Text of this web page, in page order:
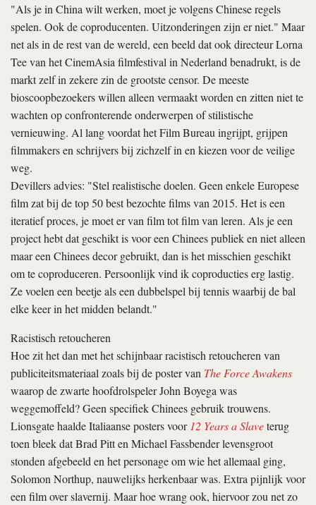
"Als je in China wilt werken, moet je volgens Chinese regels
spelen. Ook de coproducenten. Uitzonderingen zijn er niet." Maar
net als in de rest van de wereld, een beeld dat ook directeur Lorna
Tee van het Cinem­Asia filmfestival in Nederland benadrukt, is de
markt zelf in zekere zin de grootste censor. De meeste
bioscoopbezoekers willen alleen vermaakt worden en zitten niet te
wachten op confronterende onderwerpen of stilistische
vernieuwing. Al lang voordat het Film Bureau ingrijpt, grijpen
filmmakers en schrijvers bij zichzelf in en kiezen voor de veilige
weg.
Devillers advies: "Stel realistische doelen. Geen enkele Europese
film zat bij de top 50 best bezochte films van 2015. Het is een
iteratief proces, je moet er van film tot film van leren. Als je een
project hebt dat geschikt is voor een Chinees publiek en niet alleen
maar een Chinees decor gebruikt, dan is het misschien geschikt
om te coproduceren. Persoonlijk vind ik coproducties erg lastig.
Ze voelen een beetje als een dubbelspel bij tennis waarbij de bal
elke keer in het midden belandt."
Racistisch retoucheren
Hoe zit het dan met het schijnbaar racistisch retoucheren van
publiciteitsmateriaal zoals bij de poster van The Force Awakens
waarop de zwarte hoofdrolspeler John Boyega was
weggemoffeld? Geen specifiek Chinees gebruik trouwens.
Lionsgate haalde Italiaanse posters voor12 Years a Slaveterug
toen bleek dat Brad Pitt en Michael Fassbender levensgroot
stonden afgebeeld en het personage om wie het allemaal ging,
Solomon Northup, nauwelijks herkenbaar was. Extra pijnlijk voor
een film over slavernij. Maar hoe wrang ook, hiervoor zou net zo